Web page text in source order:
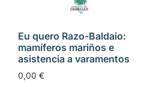
Eu quero Razo-Baldaio:
mamíferos mariños e
asistencia a varamentos
0,00 €